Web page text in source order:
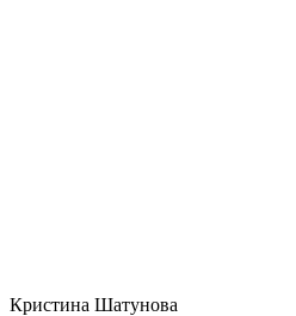
Кристина Шатунова